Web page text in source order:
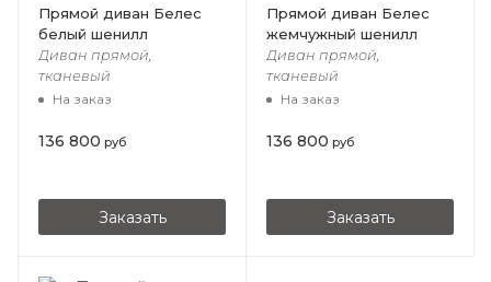
Прямой диван Белес
белый шенилл
Диван прямой,
тканевый
На заказ
136 800 руб
Заказать
Прямой диван Белес
жемчужный шенилл
Диван прямой,
тканевый
На заказ
136 800 руб
Заказать